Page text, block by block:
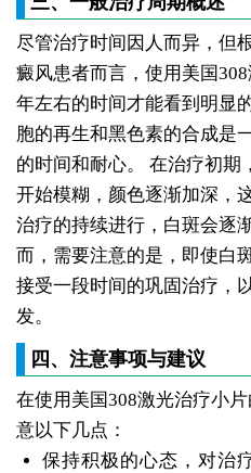
尽管治疗时间因人而异，但
癜风患者而言，使用美国
年左右的时间才能看到明显
胞的再生和黑色素的合成是
的时间和耐心。
在治疗初期
开始模糊，颜色逐渐加深，
治疗的持续进行，白斑会逐
而，需要注意的是，即使白
接受一段时间的巩固治疗，
发。
四、注意事项与建议
在使用美国308激光治疗小
意以下几点：
保持积极的心态，对治